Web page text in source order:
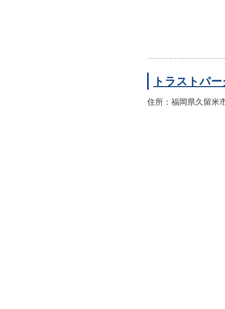
トラストパ
住所：福岡県久留米